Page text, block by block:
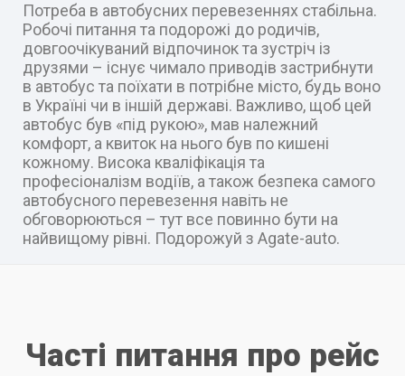
Потреба в автобусних перевезеннях стабільна.
Робочі питання та подорожі до родичів,
довгоочікуваний відпочинок та зустріч із
друзями – існує чимало приводів застрибнути
в автобус та поїхати в потрібне місто, будь воно
в Україні чи в іншій державі. Важливо, щоб цей
автобус був «під рукою», мав належний
комфорт, а квиток на нього був по кишені
кожному. Висока кваліфікація та
професіоналізм водіїв, а також безпека самого
автобусного перевезення навіть не
обговорюються – тут все повинно бути на
найвищому рівні. Подорожуй з Agate-auto.
Часті питання про рейс